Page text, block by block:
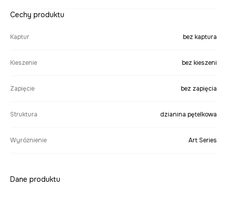
Cechy produktu
Kaptur bez kaptura
Kieszenie bez kieszeni
Zapięcie bez zapięcia
Struktura dzianina pętelkowa
Wyróżnienie Art Series
Dane produktu